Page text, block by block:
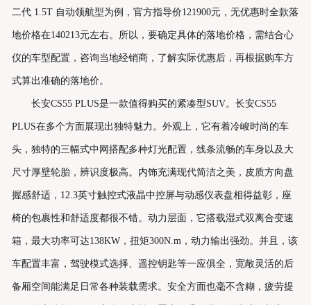
二代 1.5T 自动领航型为例，官方指导价121900元，无优惠时全款落
地价格在140213元左右。所以，要确定具体的落地价格，需结合心
仪的车型配置，咨询当地经销商，了解实际优惠后，再根据购车方
式算出准确的落地价。
长安CS55 PLUS是一款值得购买的紧凑型SUV。长安CS55
PLUS在多个方面展现出独特魅力。外观上，它有着冷峻时尚的车
头，独特的三幅式中网搭配多种灯光配置，线条流畅的车身以及大
尺寸厚壁轮胎，辨识度极高。内饰充满现代简洁之美，皮质方向盘
握感舒适，12.3英寸触控式液晶中控屏与动感仪表盘相得益彰，座
椅的包裹性和舒适度都很不错。动力层面，它搭载湿式双离合变速
箱，最大功率可达138KW，扭矩300N.m，动力输出强劲。并且，该
车配置丰富，驾驶模式选择、遥控钥匙等一应俱全，宽敞灵活的后
备厢空间能满足日常各种装载需求。安全方面也毫不含糊，疲劳提